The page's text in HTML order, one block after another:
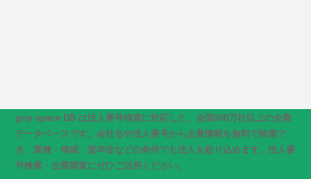
grip space DB は法人番号検索に対応した、全国500万社以上の企業
データベースです。会社名や法人番号から企業情報を無料で検索で
き、業種・地域・資本金などの条件でも法人を絞り込めます。法人番
号検索・企業調査にぜひご活用ください。